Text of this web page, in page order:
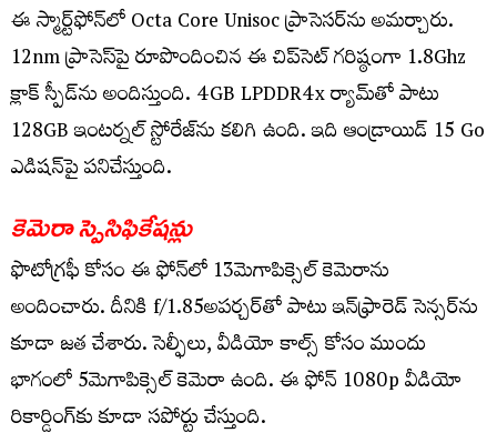
ఈ స్మార్ట్‌ఫోన్‌లో Octa Core Unisoc ప్రాసెసర్‌ను అమర్చారు.
12nm ప్రాసెస్‌పై రూపొందించిన ఈ చిప్‌సెట్ గరిష్ఠంగా 1.8Ghz
క్లాక్ స్పీడ్‌ను అందిస్తుంది. 4GB LPDDR4x ర్యామ్‌తో పాటు
128GB ఇంటర్నల్ స్టోరేజ్‌ను కలిగి ఉంది. ఇది ఆండ్రాయిడ్ 15 Go
ఎడిషన్‌పై పనిచేస్తుంది.
కెమెరా స్పెసిఫికేషన్లు
ఫొటోగ్రఫీ కోసం ఈ ఫోన్‌లో 13మెగాపిక్సెల్ కెమెరాను
అందించారు. దీనికి f/1.85అపర్చర్‌తో పాటు ఇన్‌ఫ్రారెడ్ సెన్సర్‌ను
కూడా జత చేశారు. సెల్ఫీలు, వీడియో కాల్స్ కోసం ముందు
భాగంలో 5మెగాపిక్సెల్ కెమెరా ఉంది. ఈ ఫోన్ 1080p వీడియో
రికార్డింగ్‌కు కూడా సపోర్టు చేస్తుంది.